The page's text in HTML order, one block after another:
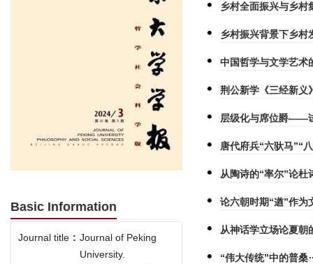
Basic Information
Journal title : Journal of Peking
University.
乡村全面振兴与乡村
乡村振兴背景下乡村
中国哲学与文学艺术
荆公新学《三经新义
层级化与席位爵——
唐代府兵“六驮马”“
从陶诗的“率尔”论杜
论六朝时期“遒”作为
从神话学立场论夏朝
“伟大传统”中的普桑